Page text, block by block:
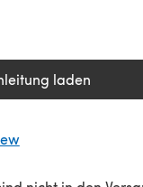
laden
(öffnet sich in